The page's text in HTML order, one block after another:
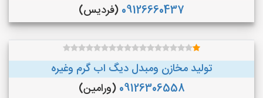
09126660437 (فردیس)
تولید مخازن ومبدل دیگ اب گرم وغیره
09126306558 (ورامین)